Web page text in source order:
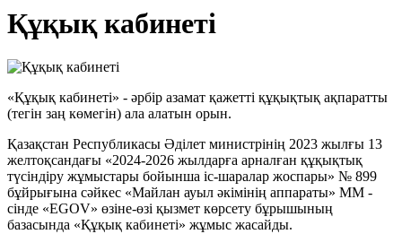
Құқық кабинеті
«Құқық кабинеті» - әрбір азамат қажетті құқықтық ақпаратты
(тегін заң көмегін) ала алатын орын.
Қазақстан Республикасы Әділет министрінің 2023 жылғы 13
желтоқсандағы «2024-2026 жылдарға арналған құқықтық
түсіндіру жұмыстары бойынша іс-шаралар жоспары» № 899
бұйрығына сәйкес «Майлан ауыл әкімінің аппараты» ММ -
сінде «EGOV» өзіне-өзі қызмет көрсету бұрышының
базасында «Құқық кабинеті» жұмыс жасайды.